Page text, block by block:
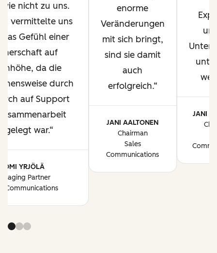
nicht zu uns.
vermittelte uns
Gefühl einer
auf
da die
durch
auf Support
war.
TOMI YRJÖLÄ
Partner
Communications
enorme
Veränderungen
mit sich bringt,
sind sie damit
auch
erfolgreich.
JANI AALTONEN
Chairman
Sales
Communications
JANI